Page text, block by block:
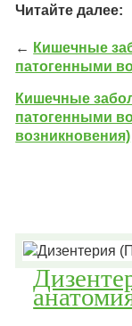
Читайте далее:
← Кишечные
патогенными
Кишечные
патогенными
возникновения)